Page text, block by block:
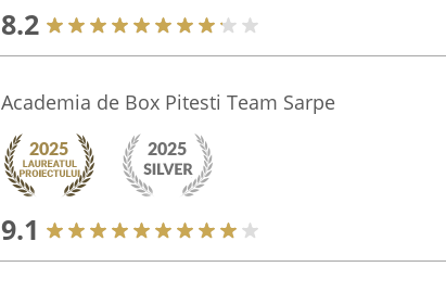
8.2
Academia de Box Pitesti Team Sarpe
9.1